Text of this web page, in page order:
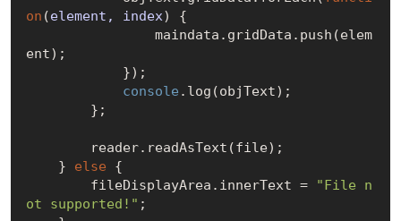
on (element, index) {
ent);
console .log(objText);
    }
else {
        fileDisplayArea.innerText =
"File n
ot supported!" ;